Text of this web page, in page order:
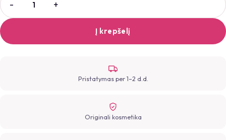
Į krepšelį
Pristatymas per 1–2 d.d.
Originali kosmetika